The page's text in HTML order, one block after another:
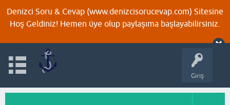
Denizci Soru & Cevap (www.denizcisorucevap.com) Sitesine
Hoş Geldiniz! Hemen üye olup paylaşıma başlayabilirsiniz.
Giriş